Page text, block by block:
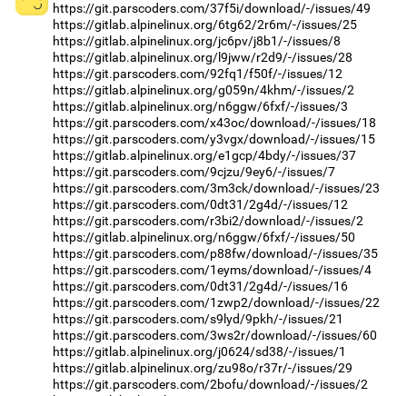
https://git.parscoders.com/37f5i/download/-/issues/49
https://gitlab.alpinelinux.org/6tg62/2r6m/-/issues/25
https://gitlab.alpinelinux.org/jc6pv/j8b1/-/issues/8
https://gitlab.alpinelinux.org/l9jww/r2d9/-/issues/28
https://git.parscoders.com/92fq1/f50f/-/issues/12
https://gitlab.alpinelinux.org/g059n/4khm/-/issues/2
https://gitlab.alpinelinux.org/n6ggw/6fxf/-/issues/3
https://git.parscoders.com/x43oc/download/-/issues/18
https://git.parscoders.com/y3vgx/download/-/issues/15
https://gitlab.alpinelinux.org/e1gcp/4bdy/-/issues/37
https://git.parscoders.com/9cjzu/9ey6/-/issues/7
https://git.parscoders.com/3m3ck/download/-/issues/23
https://git.parscoders.com/0dt31/2g4d/-/issues/12
https://git.parscoders.com/r3bi2/download/-/issues/2
https://gitlab.alpinelinux.org/n6ggw/6fxf/-/issues/50
https://git.parscoders.com/p88fw/download/-/issues/35
https://git.parscoders.com/1eyms/download/-/issues/4
https://git.parscoders.com/0dt31/2g4d/-/issues/16
https://git.parscoders.com/1zwp2/download/-/issues/22
https://git.parscoders.com/s9lyd/9pkh/-/issues/21
https://git.parscoders.com/3ws2r/download/-/issues/60
https://gitlab.alpinelinux.org/j0624/sd38/-/issues/1
https://gitlab.alpinelinux.org/zu98o/r37r/-/issues/29
https://git.parscoders.com/2bofu/download/-/issues/2